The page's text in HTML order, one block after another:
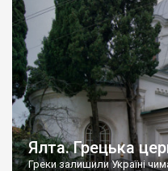
Ялта. Грецька
Греки залишили Україні